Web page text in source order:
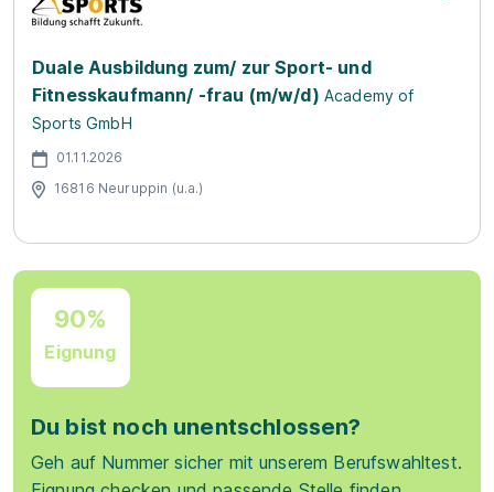
Duale Ausbildung zum/ zur Sport- und
Fitnesskaufmann/ -frau (m/w/d) Academy of
Sports GmbH
01.11.2026
16816 Neuruppin (u.a.)
90%
Eignung
Du bist noch unentschlossen?
Geh auf Nummer sicher mit unserem Berufswahltest.